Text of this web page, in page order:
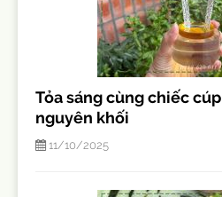
Tỏa sáng cùng chiếc
nguyên khối
11/10/2025